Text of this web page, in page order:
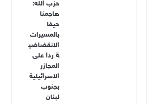
حزب الله:
هاجمنا
حيفا
بالمسيرات
الانقضاضي
ة ردا على
المجازر
الاسرائيلية
بجنوب
لبنان